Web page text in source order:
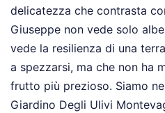
delicatezza che contrasta
Giuseppe non vede solo
vede la resilienza di una
a spezzarsi, ma che non ha
frutto più prezioso. Siamo
Giardino Degli Ulivi